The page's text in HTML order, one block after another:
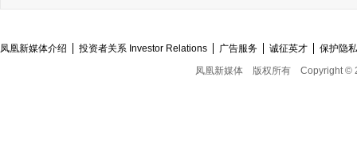
凤凰新媒体介绍 投资者关系 Investor Relations 广告服务 诚征英才
保护隐
凤凰新媒体
版权所有 Copyright ©